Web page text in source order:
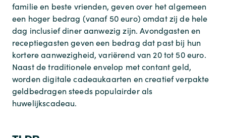
familie en beste vrienden, geven over het algemeen
een hoger bedrag (vanaf 50 euro) omdat zij de hele
dag inclusief diner aanwezig zijn. Avondgasten en
receptiegasten geven een bedrag dat past bij hun
kortere aanwezigheid, variërend van 20 tot 50 euro.
Naast de traditionele envelop met contant geld,
worden digitale cadeaukaarten en creatief verpakte
geldbedragen steeds populairder als
huwelijkscadeau.